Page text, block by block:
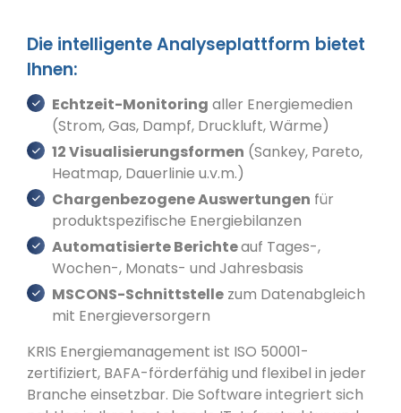
Die intelligente Analyseplattform bietet
Ihnen:
Echtzeit-Monitoring aller Energiemedien
(Strom, Gas, Dampf, Druckluft, Wärme)
12 Visualisierungsformen (Sankey, Pareto,
Heatmap, Dauerlinie u.v.m.)
Chargenbezogene Auswertungen für
produktspezifische Energiebilanzen
Automatisierte Berichteauf Tages-,
Wochen-, Monats- und Jahresbasis
MSCONS-Schnittstelle zum Datenabgleich
mit Energieversorgern
KRIS Energiemanagement ist ISO 50001-
zertifiziert, BAFA-förderfähig und flexibel in jeder
Branche einsetzbar. Die Software integriert sich